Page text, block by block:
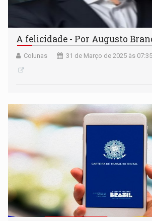
A felicidade - Por Augusto
Colunas 31 de Março de 2025 às 07:35